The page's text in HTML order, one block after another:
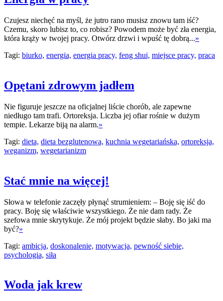
Czujesz niechęć na myśl, że jutro rano musisz znowu tam iść?
Czemu, skoro lubisz to, co robisz? Powodem może być zła energia,
która krąży w twojej pracy. Otwórz drzwi i wpuść tę dobrą...»
Tagi: biurko, energia, energia pracy, feng shui, miejsce pracy, praca
Opętani zdrowym jadłem
Nie figuruje jeszcze na oficjalnej liście chorób, ale zapewne
niedługo tam trafi. Ortoreksja. Liczba jej ofiar rośnie w dużym
tempie. Lekarze biją na alarm.»
Tagi: dieta, dieta bezglutenowa, kuchnia wegetariańska, ortoreksja,
weganizm, wegetarianizm
Stać mnie na więcej!
Słowa w telefonie zaczęły płynąć strumieniem: – Boję się iść do
pracy. Boję się właściwie wszystkiego. Że nie dam rady. Że
szefowa mnie skrytykuje. Że mój projekt będzie słaby. Bo jaki ma
być?»
Tagi: ambicja, doskonalenie, motywacja, pewność siebie,
psychologia, siła
Woda jak krew